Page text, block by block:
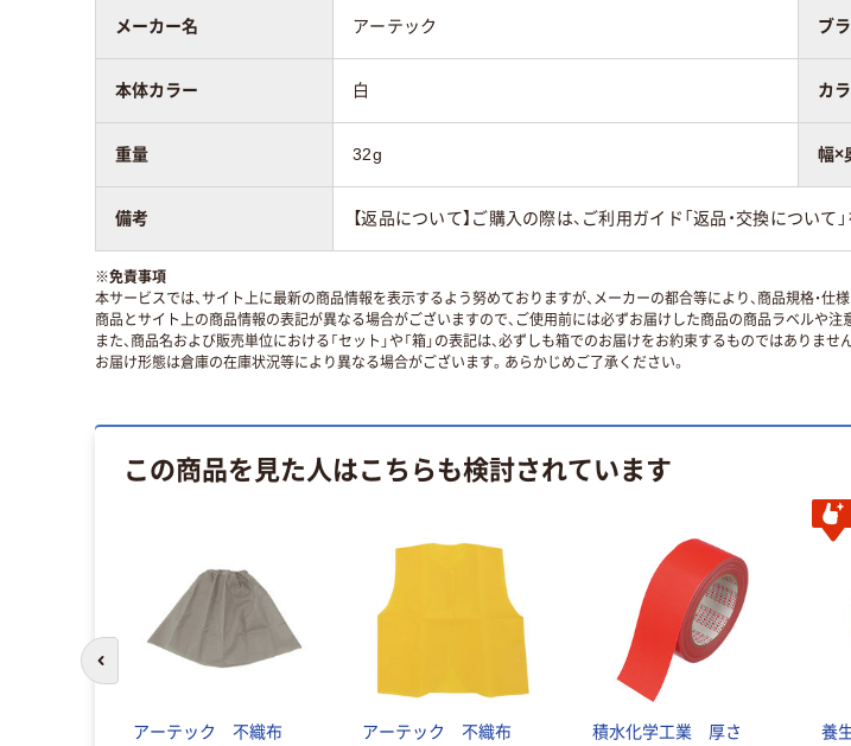
メーカー名 アーテック ブ
本体カラー 白 カ
重量 32g 幅×
備考 【返品について】ご購入の際は、ご利用ガイド「返品・交換について
※免責事項
本サービスでは、サイト上に最新の商品情報を表示するよう努めておりますが、メーカーの都合等により、商品規格・仕
商品とサイト上の商品情報の表記が異なる場合がございますので、ご使用前には必ずお届けした商品の商品ラベルや
また、商品名および販売単位における「セット」や「箱」の表記は、必ずしも箱でのお届けをお約束するものではありません
お届け形態は倉庫の在庫状況等により異なる場合がございます。あらかじめご了承ください。
この商品を見た人はこちらも検討されています
アーテック 不織布
アーテック 不織布
積水化学工業 厚さ
養
前のスライドへ